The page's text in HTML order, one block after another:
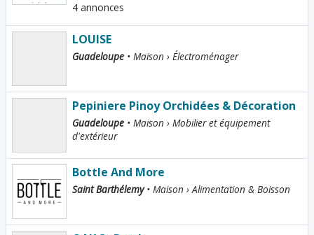
4 annonces
LOUISE
Guadeloupe • Maison › Électroménager
Pepiniere Pinoy Orchidées & Décoration
Guadeloupe • Maison › Mobilier et équipement
d'extérieur
Bottle And More
Saint Barthélemy• Maison › Alimentation & Boisson